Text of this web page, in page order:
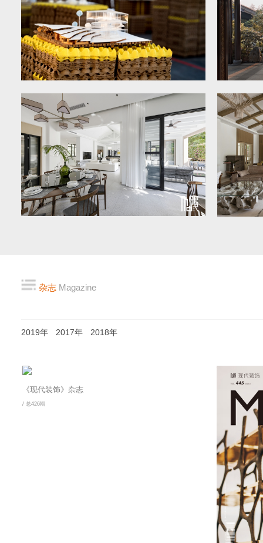
杂志Magazine
2019年 2017年 2018年
《现代装饰》杂志
/ 总426期